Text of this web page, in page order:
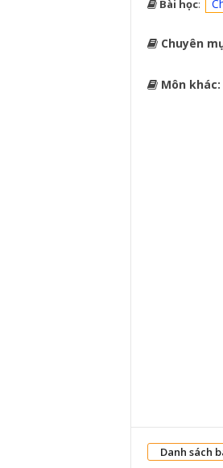
Bài học:
Chuyên
Môn khác:
Danh sách